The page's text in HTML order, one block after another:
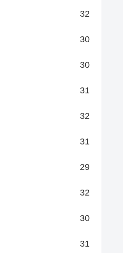
32
30
30
31
32
31
29
32
30
31